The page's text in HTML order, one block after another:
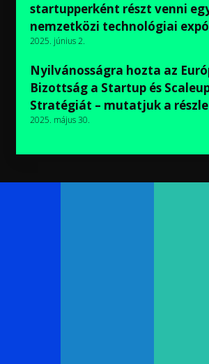
startupperként részt venni
nemzetközi technológiai
2025. június 2.
Nyilvánosságra hozta az
Bizottság a Startup és
Stratégiát – mutatjuk a
2025. május 30.